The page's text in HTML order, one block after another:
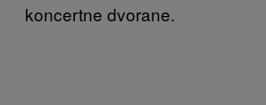
koncertne dvorane.